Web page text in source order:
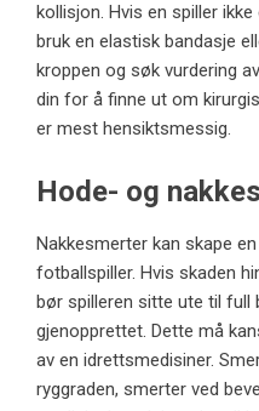
kollisjon. Hvis en spiller
bruk en elastisk bandasje
kroppen og søk vurdering
din for å finne ut om
er mest hensiktsmessig.
Hode- og
Nakkesmerter kan skape
fotballspiller. Hvis skaden
bør spilleren sitte ute til full
gjenopprettet. Dette må
av en idrettsmedisiner.
ryggraden, smerter ved